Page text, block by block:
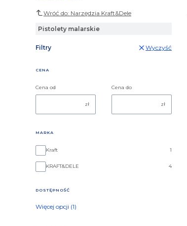
Wróć do: Narzędzia Kraft&Dele
Pistolety malarskie
Filtry Wyczyść
CENA
Cena od
zł
Cena do
zł
MARKA
Marka
Kraft 1
KRAFT&DELE 4
DOSTĘPNOŚĆ
Dostępność
Więcej opcji (1)